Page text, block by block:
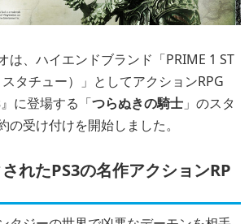
は、ハイエンドブランド「PRIME 1 ST
タチュー）」としてアクションRPG
』に登場する「つらぬきの騎士 」のスタ
の受け付けを開始しました。
れたPS3の名作アクションRP